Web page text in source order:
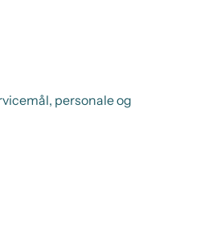
personale og